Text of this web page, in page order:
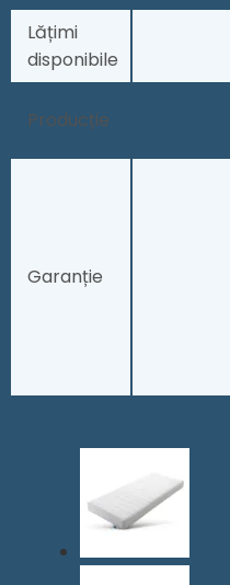
Lățimi
disponibile
Producție
Garanție